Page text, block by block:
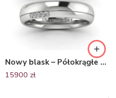
Nowy blask – Półokrągłe obrączki ślubne z palladu z diamentami
15900 zł